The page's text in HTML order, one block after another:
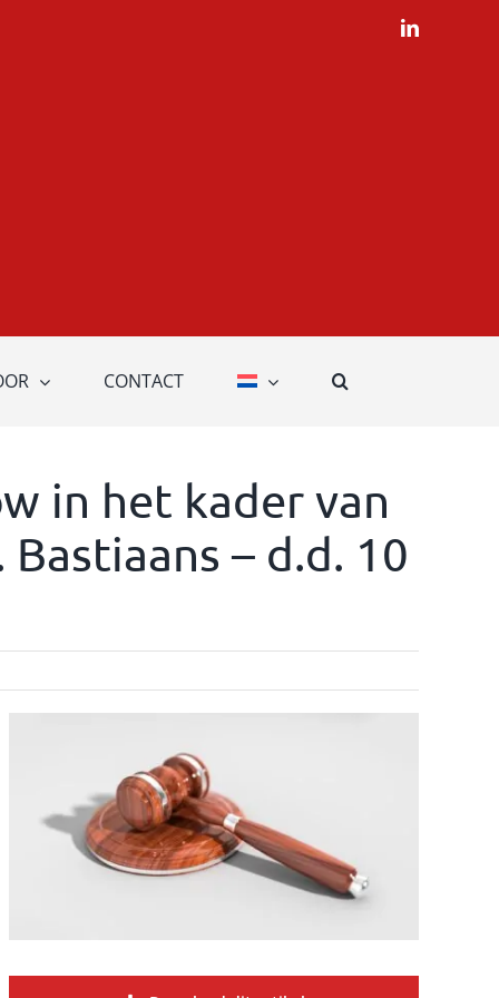
LinkedIn
CONTACT
in het kader van
– d.d. 10